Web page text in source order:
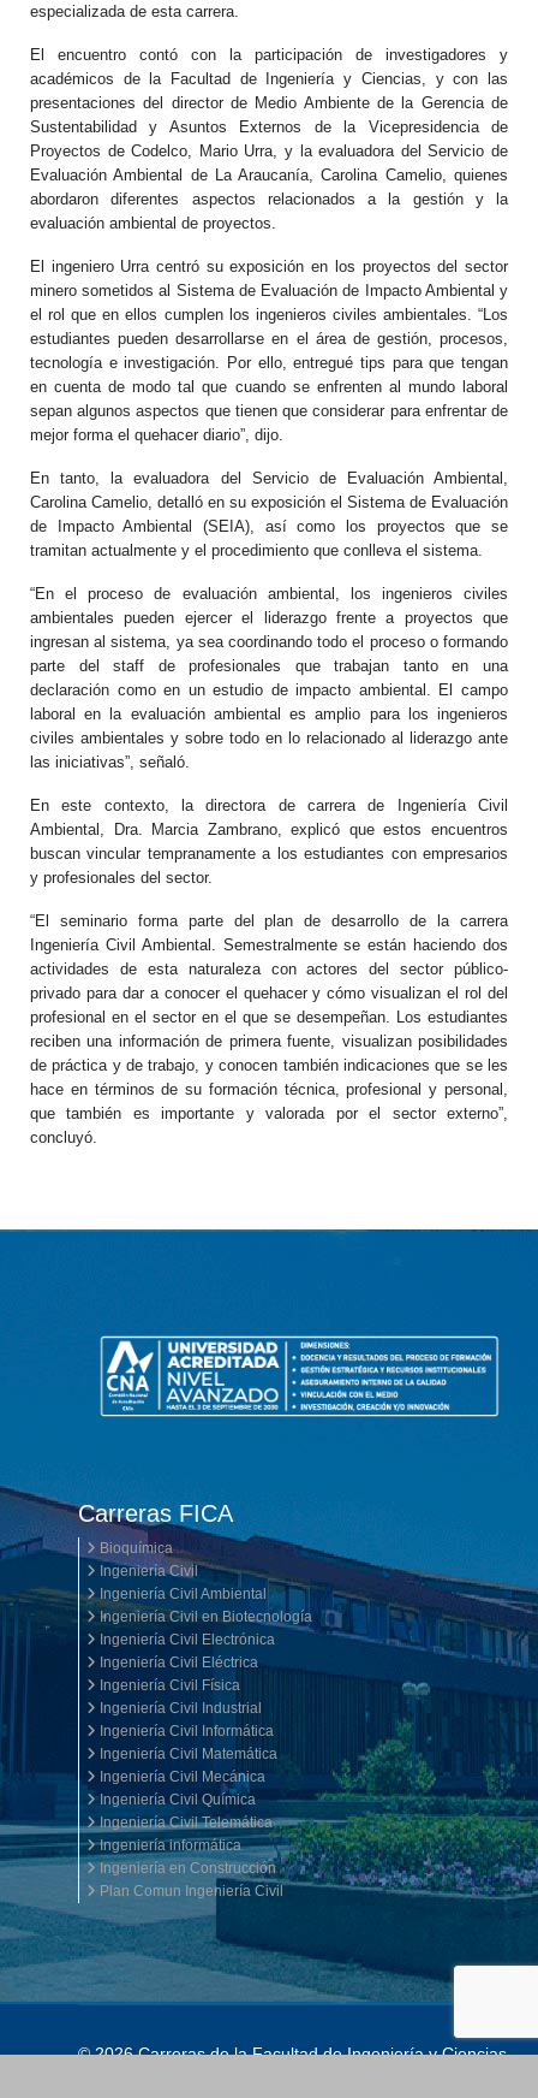
especializada de esta carrera.
El encuentro contó con la participación de investigadores y
académicos de la Facultad de Ingeniería y Ciencias, y con las
presentaciones del director de Medio Ambiente de la Gerencia de
Sustentabilidad y Asuntos Externos de la Vicepresidencia de
Proyectos de Codelco, Mario Urra, y la evaluadora del Servicio de
Evaluación Ambiental de La Araucanía, Carolina Camelio, quienes
abordaron diferentes aspectos relacionados a la gestión y la
evaluación ambiental de proyectos.
El ingeniero Urra centró su exposición en los proyectos del sector
minero sometidos al Sistema de Evaluación de Impacto Ambiental y
el rol que en ellos cumplen los ingenieros civiles ambientales. “Los
estudiantes pueden desarrollarse en el área de gestión, procesos,
tecnología e investigación. Por ello, entregué tips para que tengan
en cuenta de modo tal que cuando se enfrenten al mundo laboral
sepan algunos aspectos que tienen que considerar para enfrentar de
mejor forma el quehacer diario”, dijo.
En tanto, la evaluadora del Servicio de Evaluación Ambiental,
Carolina Camelio, detalló en su exposición el Sistema de Evaluación
de Impacto Ambiental (SEIA), así como los proyectos que se
tramitan actualmente y el procedimiento que conlleva el sistema.
“En el proceso de evaluación ambiental, los ingenieros civiles
ambientales pueden ejercer el liderazgo frente a proyectos que
ingresan al sistema, ya sea coordinando todo el proceso o formando
parte del staff de profesionales que trabajan tanto en una
declaración como en un estudio de impacto ambiental. El campo
laboral en la evaluación ambiental es amplio para los ingenieros
civiles ambientales y sobre todo en lo relacionado al liderazgo ante
las iniciativas”, señaló.
En este contexto, la directora de carrera de Ingeniería Civil
Ambiental, Dra. Marcia Zambrano, explicó que estos encuentros
buscan vincular tempranamente a los estudiantes con empresarios
y profesionales del sector.
“El seminario forma parte del plan de desarrollo de la carrera
Ingeniería Civil Ambiental. Semestralmente se están haciendo dos
actividades de esta naturaleza con actores del sector público-
privado para dar a conocer el quehacer y cómo visualizan el rol del
profesional en el sector en el que se desempeñan. Los estudiantes
reciben una información de primera fuente, visualizan posibilidades
de práctica y de trabajo, y conocen también indicaciones que se les
hace en términos de su formación técnica, profesional y personal,
que también es importante y valorada por el sector externo”,
concluyó.
Carreras FICA
Bioquímica
Ingeniería Civil
Ingeniería Civil Ambiental
Ingeniería Civil en Biotecnología
Ingeniería Civil Electrónica
Ingeniería Civil Eléctrica
Ingeniería Civil Física
Ingeniería Civil Industrial
Ingeniería Civil Informática
Ingeniería Civil Matemática
Ingeniería Civil Mecánica
Ingeniería Civil Química
Ingeniería Civil Telemática
Ingeniería informática
Ingeniería en Construcción
Plan Comun Ingeniería Civil
© 2026 Carreras de la Facultad de Ingeniería y Ciencias